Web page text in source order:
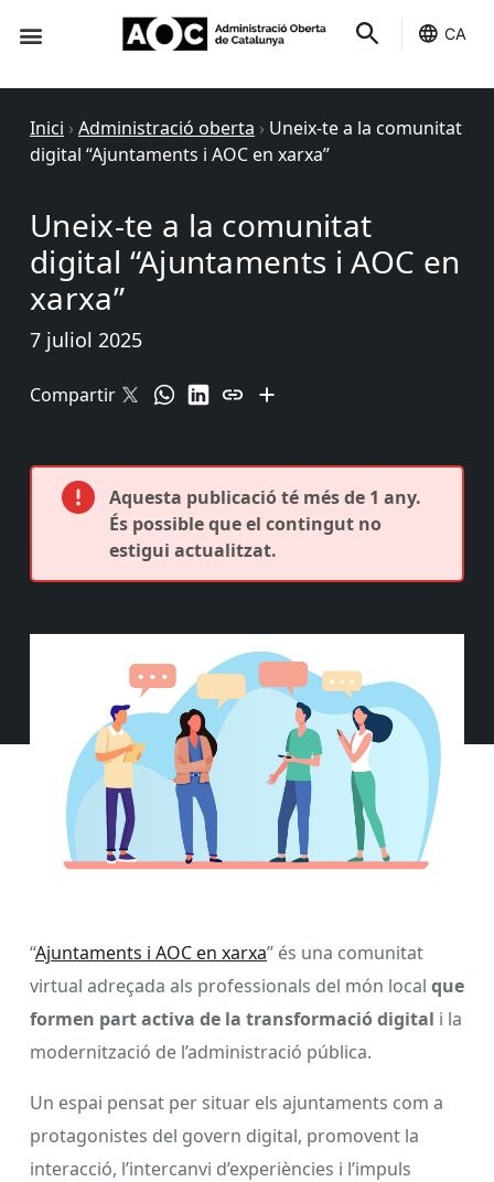
CA
Inici › Administració oberta › Uneix-te a la comunitat
digital “Ajuntaments i AOC en xarxa”
Uneix-te a la comunitat
digital “Ajuntaments i AOC en
xarxa”
7 juliol 2025
Compartir
Aquesta publicació té més de 1 any.
És possible que el contingut no
estigui actualitzat.
“Ajuntaments i AOC en xarxa” és una comunitat
virtual adreçada als professionals del món local que
formen part activa de la transformació digital i la
modernització de l’administració pública.
Un espai pensat per situar els ajuntaments com a
protagonistes del govern digital, promovent la
interacció, l’intercanvi d’experiències i l’impuls